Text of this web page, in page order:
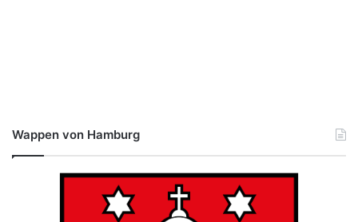
Wappen von Hamburg